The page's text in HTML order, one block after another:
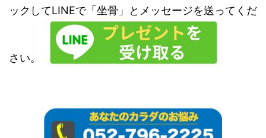
ックしてLINEで「坐骨」とメッセージを送ってくだ
さい。